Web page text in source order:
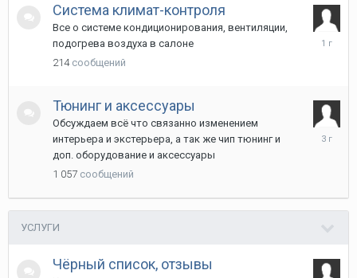
Система климат-контроля
Все о системе кондиционирования, вентиляции,
подогрева воздуха в салоне
214 сообщений
17
Тюнинг и аксессуары
Обсуждаем всё что связанно изменением
интерьера и экстерьера, а так же чип тюнинг и
доп. оборудование и аксессуары
1 057 сообщений
18
УСЛУГИ
Чёрный список, отзывы